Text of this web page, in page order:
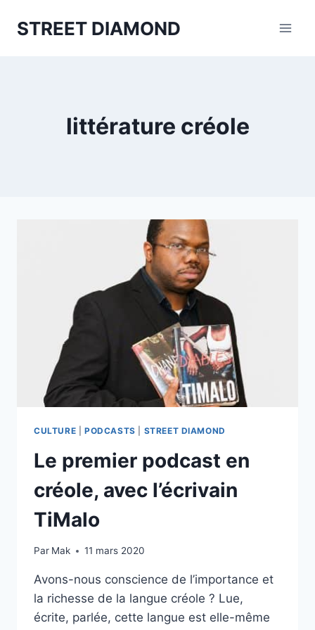
STREET DIAMOND
littérature créole
CULTURE PODCASTS STREET DIAMOND
Le premier podcast en
créole, avec l’écrivain
TiMalo
Par Mak 11 mars 2020
Avons-nous conscience de l’importance et
la richesse de la langue créole ? Lue,
écrite, parlée, cette langue est elle-même